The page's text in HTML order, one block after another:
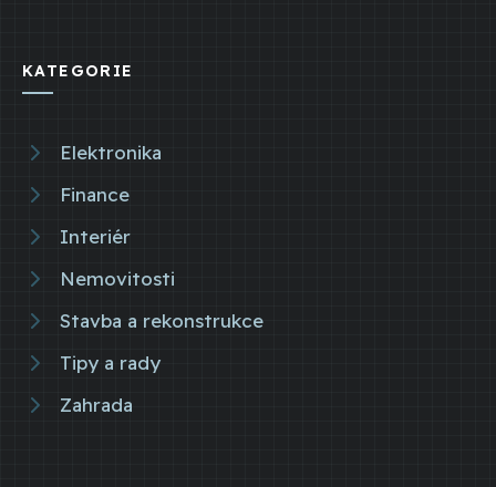
KATEGORIE
Elektronika
Finance
Interiér
Nemovitosti
Stavba a rekonstrukce
Tipy a rady
Zahrada